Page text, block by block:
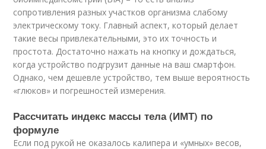
сопротивления разных участков организма слабому
электрическому току. Главный аспект, который делает
такие весы привлекательными, это их точность и
простота. Достаточно нажать на кнопку и дождаться,
когда устройство подгрузит данные на ваш смартфон.
Однако, чем дешевле устройство, тем выше вероятность
«глюков» и погрешностей измерения.
Рассчитать индекс массы тела (ИМТ) по
формуле
Если под рукой не оказалось калипера и «умных» весов,